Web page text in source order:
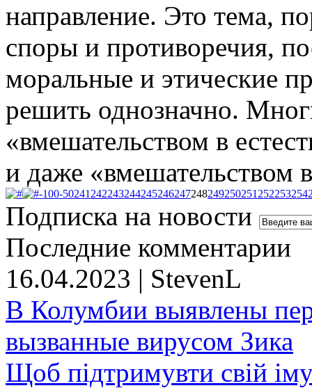
направление. Это тема,
споры и противоречия,
моральные и этические
решить однозначно.
«вмешательством в
и даже «вмешательством
-100-50241 242243244245246247248249250251 252253254
Подписка на новости
Последние комментарии
16.04.2023 | StevenL
В Колумбии выявлены
вызванные вирусом Зика
Щоб підтримувти свій